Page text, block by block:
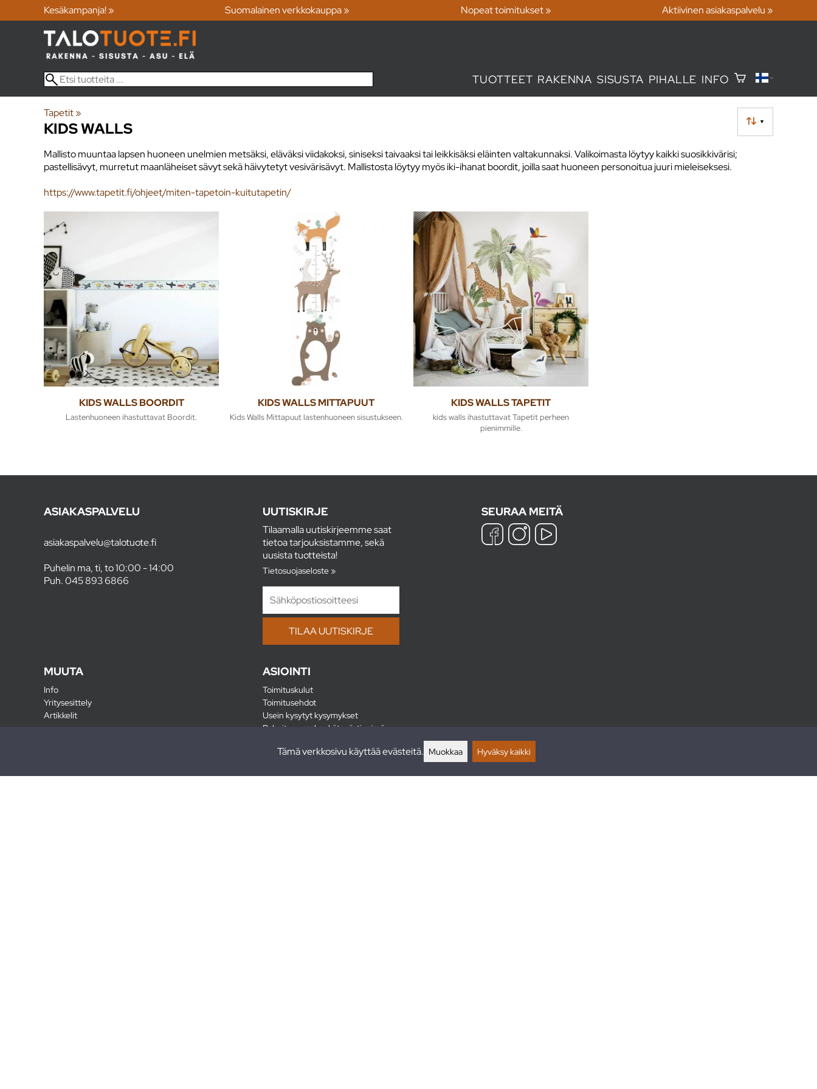
Kesäkampanja! » Suomalainen verkkokauppa » Nopeat toimitukset » Aktiivinen asiakaspalvelu »
TUOTTEET RAKENNA SISUSTA PIHALLE INFO
Tapetit‪»
▼
KIDS WALLS
Mallisto muuntaa lapsen huoneen unelmien metsäksi, eläväksi viidakoksi, siniseksi taivaaksi tai leikkisäksi eläinten valtakunnaksi. Valikoimasta löytyy kaikki suosikkivärisi;
pastellisävyt, murretut maanläheiset sävyt sekä häivytetyt vesivärisävyt. Mallistosta löytyy myös iki-ihanat boordit, joilla saat huoneen personoitua juuri mieleiseksesi.
https://www.tapetit.fi/ohjeet/miten-tapetoin-kuitutapetin/
KIDS WALLS BOORDIT
Lastenhuoneen ihastuttavat Boordit.
KIDS WALLS MITTAPUUT
Kids Walls Mittapuut lastenhuoneen sisustukseen.
KIDS WALLS TAPETIT
kids walls ihastuttavat Tapetit perheen
pienimmille.
ASIAKASPALVELU
asiakaspalvelu@talotuote.fi
Puhelin ma, ti, to 10:00 - 14:00
Puh.045 893 6866
UUTISKIRJE
Tilaamalla uutiskirjeemme saat
tietoa tarjouksistamme, sekä
uusista tuotteista!
Tietosuojaseloste »
SEURAA MEITÄ
MUUTA
Info
Yritysesittely
Artikkelit
ASIOINTI
Toimituskulut
Toimitusehdot
Usein kysytyt kysymykset
Rahoitus - maksa kätevästi erissä
Tämä verkkosivu käyttää evästeitä. Muokkaa Hyväksy kaikki